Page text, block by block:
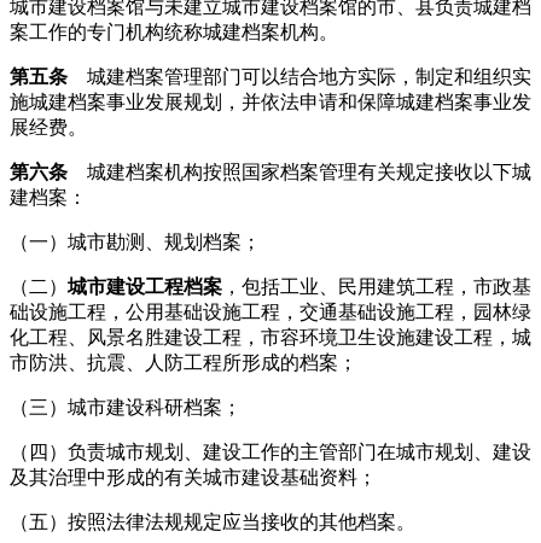
城市建设档案馆与未建立城市建设档案馆的市、县负责城建档
案工作的专门机构统称城建档案机构。
第五条 城建档案管理部门可以结合地方实际，制定和组织实
施城建档案事业发展规划，并依法申请和保障城建档案事业发
展经费。
第六条 城建档案机构按照国家档案管理有关规定接收以下城
建档案：
（一）城市勘测、规划档案；
（二） 城市建设工程档案 ，包括工业、民用建筑工程，市政基
础设施工程，公用基础设施工程，交通基础设施工程，园林绿
化工程、风景名胜建设工程，市容环境卫生设施建设工程， 城
市防洪 、抗震、人防工程所形成的档案；
（三）城市建设科研档案；
（四）负责城市规划、建设工作的主管部门在城市规划、建设
及其治理中形成的有关城市建设基础资料；
（五）按照法律法规规定应当接收的其他档案。